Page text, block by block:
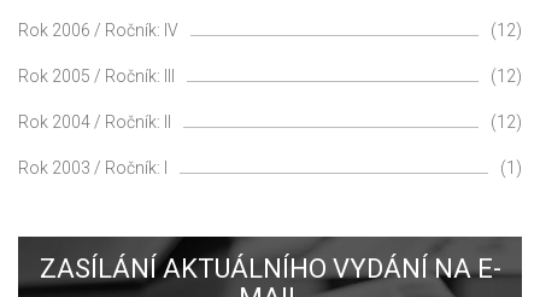
Rok 2006 / Ročník: IV (12)
Rok 2005 / Ročník: III (12)
Rok 2004 / Ročník: II (12)
Rok 2003 / Ročník: I (1)
ZASÍLÁNÍ AKTUÁLNÍHO VYDÁNÍ NA E-